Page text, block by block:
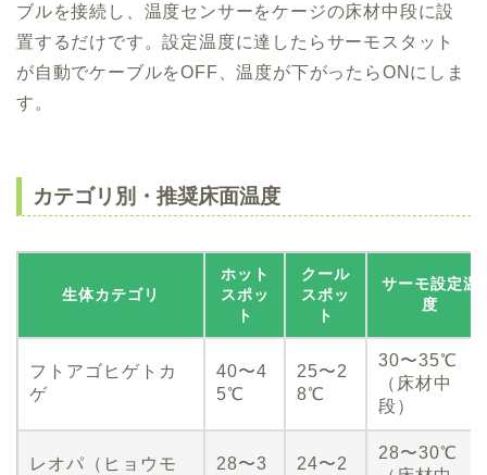
ブルを接続し、温度センサーをケージの床材中段に設
置するだけです。設定温度に達したらサーモスタット
が自動でケーブルをOFF、温度が下がったらONにしま
す。
カテゴリ別・推奨床面温度
生体カテゴリ
ホット
スポッ
ト
クール
スポッ
ト
サーモ設定温
度
フトアゴヒゲトカ
ゲ
40〜4
5℃
25〜2
8℃
30〜35℃
（床材中
段）
レオパ（ヒョウモ 28〜3 24〜2
28〜30℃